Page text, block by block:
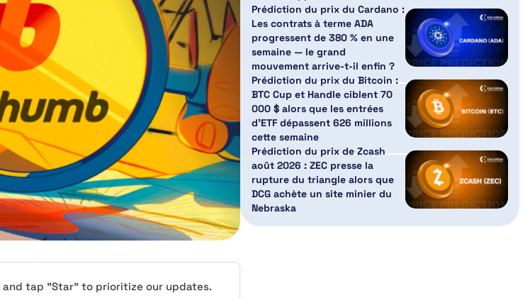
and tap "Star" to prioritize our updates.
Prédiction du prix du Cardano :
Les contrats à terme ADA
progressent de 380 % en une
semaine — le grand
mouvement arrive-t-il enfin ?
Prédiction du prix du Bitcoin :
BTC Cup et Handle ciblent 70
000 $ alors que les entrées
d’ETF dépassent 626 millions
cette semaine
Prédiction du prix de Zcash
août 2026 : ZEC presse la
rupture du triangle alors que
DCG achète un site minier du
Nebraska